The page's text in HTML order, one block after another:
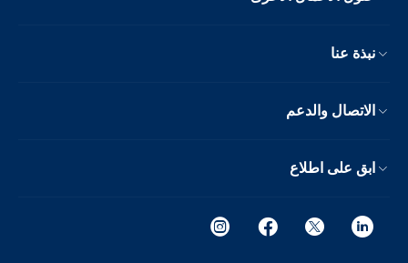
نبذة عنا
الاتصال والدعم
ابق على اطلاع